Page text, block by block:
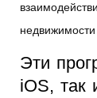
Эти
iOS, так